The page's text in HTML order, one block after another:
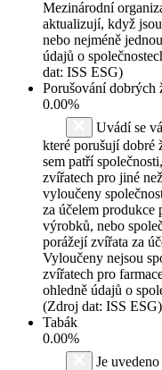
Mezinárodní
aktualizují, když
nebo nejméně
údajů o
dat: ISS ESG)
Porušování
0.00%
Uvádí se
které porušují dobré
sem patří
zvířatech pro jiné
vyloučeny
za účelem produkce
výrobků, nebo
porážejí zvířata za
Vyloučeny nejsou
zvířatech pro
ohledně údajů o
(Zdroj dat: ISS ESG)
Tabák
0.00%
Je